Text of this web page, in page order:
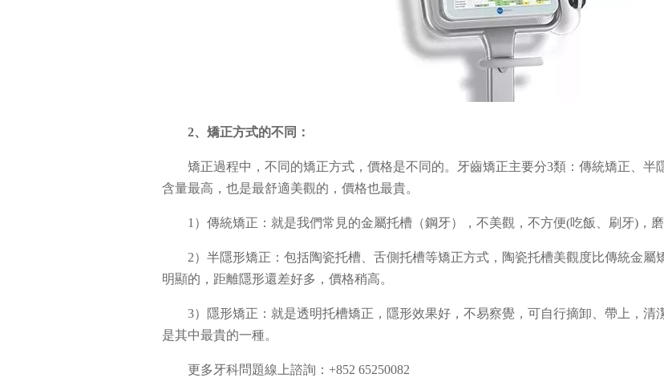
2、矯正方式的不同：
矯正過程中，不同的矯正方式，價格是不同的。牙齒矯正主要分3類：傳統矯正、
含量最高，也是最舒適美觀的，價格也最貴。
1）傳統矯正：就是我們常見的金屬托槽（鋼牙），不美觀，不方便(吃飯、刷牙)，
2）半隱形矯正：包括陶瓷托槽、舌側托槽等矯正方式，陶瓷托槽美觀度比傳統金
明顯的，距離隱形還差好多，價格稍高。
3）隱形矯正：就是透明托槽矯正，隱形效果好，不易察覺，可自行摘卸、帶上，
是其中最貴的一種。
更多牙科問題線上諮詢：+852 65250082